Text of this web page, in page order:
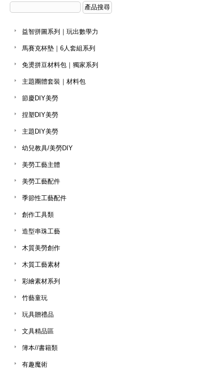
益智拼圖系列｜玩出數學力
馬賽克杯墊｜6人套組系列
免燙拼豆材料包｜獨家系列
主題團體套裝｜材料包
節慶DIY美勞
捏塑DIY美勞
主題DIY美勞
幼兒教具/美勞DIY
美勞工藝主體
美勞工藝配件
季節性工藝配件
創作工具類
造型串珠工藝
木質美勞創作
木質工藝素材
彩繪素材系列
竹藝童玩
玩具贈禮品
文具精品區
簿本//書籍類
有趣魔術